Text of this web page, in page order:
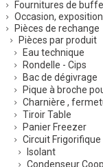
Fournitures de
Occasion,
Pièces de rechange
Pièces par produit
Eau technique
Rondelle - Cips
Bac de dégivrage
Pique à broche
Charnière ,
Tiroir Table
Panier Freezer
Circuit Frigorifique
Isolant
Condenseur